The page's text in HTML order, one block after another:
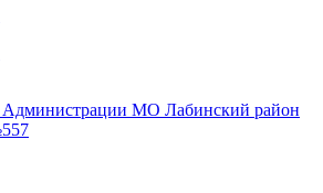
Администрации МО Лабинский район